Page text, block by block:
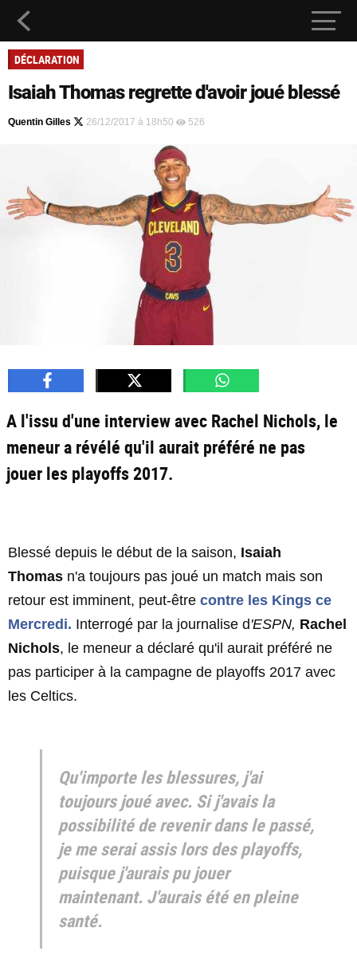
DÉCLARATION
Isaiah Thomas regrette d'avoir joué blessé
Quentin Gilles 26/12/2017 à 18h50 526
A l'issu d'une interview avec Rachel Nichols, le
meneur a révélé qu'il aurait préféré ne pas
jouer les playoffs 2017.
Blessé depuis le début de la saison, Isaiah
Thomas n'a toujours pas joué un match mais son
retour est imminent, peut-être contre les Kings ce
Mercredi. Interrogé par la journalise d'ESPN, Rachel
Nichols, le meneur a déclaré qu'il aurait préféré ne
pas participer à la campagne de playoffs 2017 avec
les Celtics.
Qu'importe les blessures, j'ai
toujours joué avec. Si j'avais la
possibilité de revenir dans le passé,
je me serai assis lors des playoffs,
puisque j'aurais pu jouer
maintenant. J'aurais été en pleine
santé.